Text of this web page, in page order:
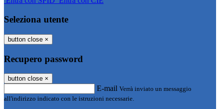
Seleziona utente
button close ×
Recupero password
button close ×
E-mail Verrà inviato un messaggio
all'indirizzo indicato con le istruzioni necessarie.